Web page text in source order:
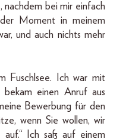
nachdem bei mir einfach
Moment in meinem
und auch nichts mehr
Fuschlsee. Ich war mit
bekam einen Anruf aus
Bewerbung für den
wenn Sie wollen, wir
auf.“ Ich saß auf einem